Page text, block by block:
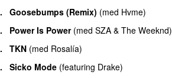
Goosebumps (Remix) (med Hvme)
Power Is Power (med SZA & The Weeknd)
TKN (med Rosalía)
Sicko Mode (featuring Drake)